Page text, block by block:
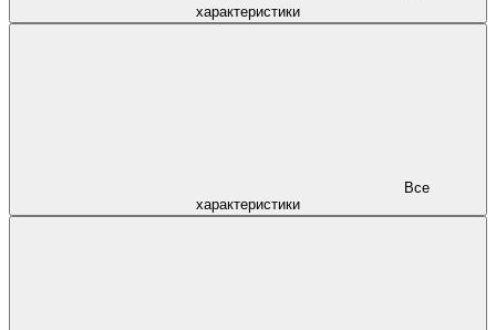
характеристики
характеристики